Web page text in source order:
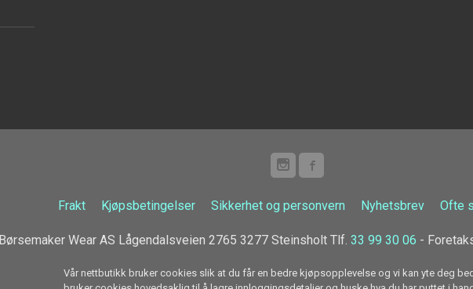
Frakt Kjøpsbetingelser Sikkerhet og personvern Nyhetsbrev Ofte
Børsemaker Wear AS Lågendalsveien 2765 3277 Steinsholt Tlf. 33 99 30 06 -
Vår nettbutikk bruker cookies slik at du får en bedre kjøpsopplevelse og vi kan yte deg